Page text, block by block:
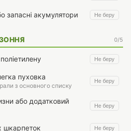
запасні акумулятори Не беру
0/5
Не беру
пуховка
з основного списку
Не беру
або додатковий
Не беру
шкарпеток Не беру